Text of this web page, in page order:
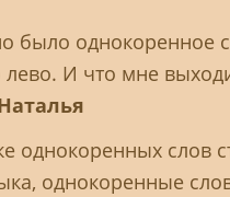
было однокоренное
И что мне
однокоренных слов
однокоренные